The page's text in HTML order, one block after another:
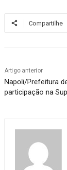
Compartilhe
Artigo anterior
Napoli/Prefeitura
participação na